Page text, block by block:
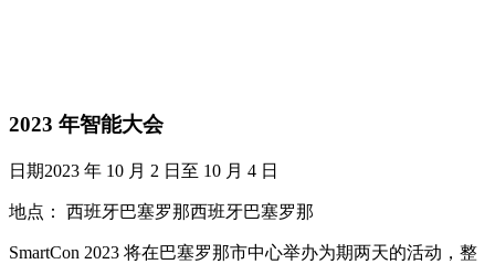
2023 年智能大会
日期2023 年 10 月 2 日至 10 月 4 日
地点： 西班牙巴塞罗那西班牙巴塞罗那
SmartCon 2023 将在巴塞罗那市中心举办为期两天的活动，整